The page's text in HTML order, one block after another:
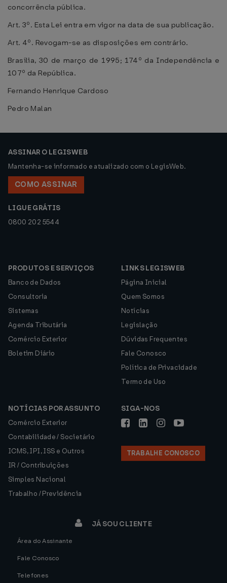
concorrência pública.
Art. 3º. Esta Lei entra em vigor na data de sua publicação.
Art. 4º. Revogam-se as disposições em contrário.
Brasília, 30 de março de 1995; 174º da Independência e
107º da República.
Fernando Henrique Cardoso
Pedro Malan
ASSINAR O LEGISWEB
Mantenha-se informado e atualizado com o LegisWeb.
COMO ASSINAR
LIGUE GRÁTIS
0800 202 5544
PRODUTOS E SERVIÇOS
Banco de Dados
Consultoria
Sistemas
Agenda Tributária
Comércio Exterior
Boletim Diário
LINKS LEGISWEB
Página Inicial
Quem Somos
Notícias
Legislação
Dúvidas Frequentes
Fale Conosco
Política de Privacidade
Termo de Uso
NOTÍCIAS POR ASSUNTO
Comércio Exterior
Contabilidade / Societário
ICMS, IPI, ISS e Outros
IR / Contribuições
Simples Nacional
Trabalho / Previdência
SIGA-NOS
TRABALHE CONOSCO
JÁ SOU CLIENTE
Área do Assinante
Fale Conosco
Telefones